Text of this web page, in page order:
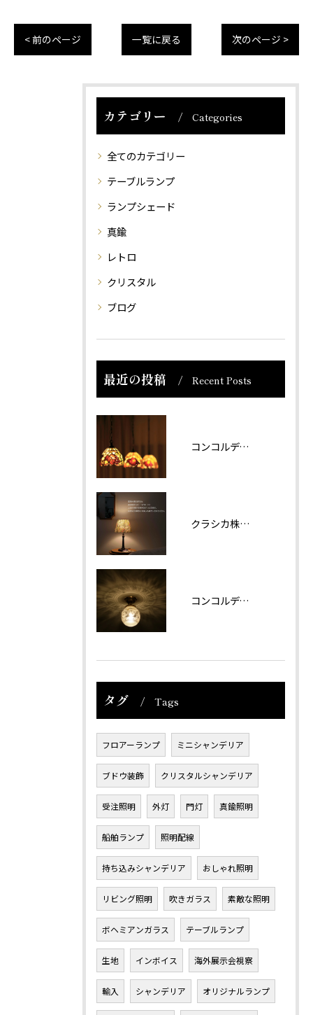
< 前のページ 一覧に戻る 次のページ >
カテゴリー Categories
全てのカテゴリー
テーブルランプ
ランプシェード
真鍮
レトロ
クリスタル
ブログ
最近の投稿 Recent Posts
コンコルディア照明 販売について
クラシカ株式会社では夏期休業をいただきます。
コンコルディアのシリーズより天井灯です。
タグ Tags
フロアーランプ ミニシャンデリア
ブドウ装飾 クリスタルシャンデリア
受注照明 外灯 門灯 真鍮照明
船舶ランプ 照明配線
持ち込みシャンデリア おしゃれ照明
リビング照明 吹きガラス 素敵な照明
ボヘミアンガラス テーブルランプ
生地 インボイス 海外展示会視察
輸入 シャンデリア オリジナルランプ